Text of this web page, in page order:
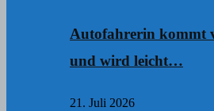
Autofahrerin kommt
und wird leicht…
21. Juli 2026